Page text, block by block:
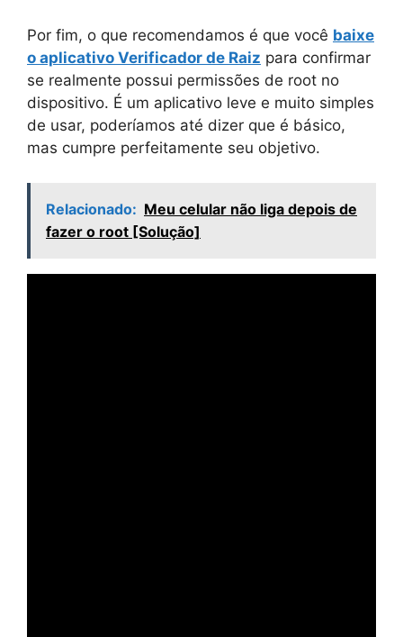
Por fim, o que recomendamos é que você baixe
o aplicativo Verificador de Raiz para confirmar
se realmente possui permissões de root no
dispositivo. É um aplicativo leve e muito simples
de usar, poderíamos até dizer que é básico,
mas cumpre perfeitamente seu objetivo.
Relacionado: Meu celular não liga depois de
fazer o root [Solução]